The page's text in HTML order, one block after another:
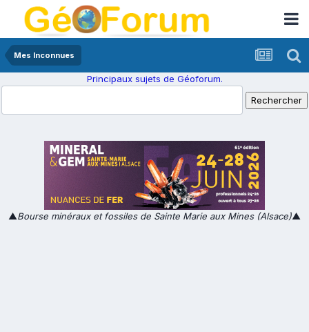
Mes Inconnues
Principaux sujets de Géoforum.
▲Bourse minéraux et fossiles de Sainte Marie aux Mines (Alsace)▲